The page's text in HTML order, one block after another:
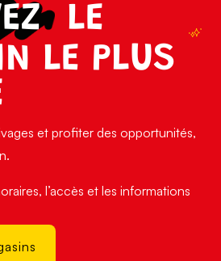
LE
LE PLUS
et profiter des opportunités,
l’accès et les informations